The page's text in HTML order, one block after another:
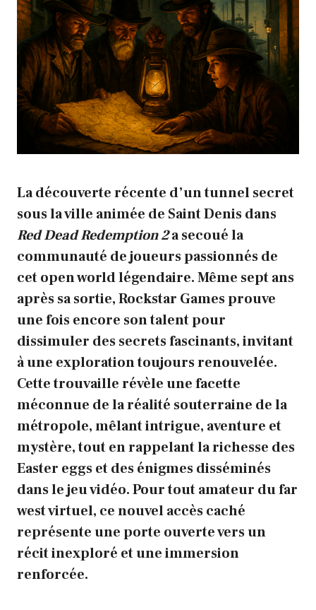
La découverte récente d’un tunnel secret
sous la ville animée de Saint Denis dans
Red Dead Redemption 2a secoué la
communauté de joueurs passionnés de
cetopen worldlégendaire. Même sept ans
après sa sortie, Rockstar Games prouve
une fois encore son talent pour
dissimuler dessecretsfascinants, invitant
à une exploration toujours renouvelée.
Cette trouvaille révèle une facette
méconnue de la réalité souterraine de la
métropole, mêlant intrigue, aventure et
mystère, tout en rappelant la richesse des
Easter eggset desénigmesdisséminés
dans le jeu vidéo. Pour tout amateur du far
west virtuel, ce nouvel accès caché
représente une porte ouverte vers un
récit inexploré et une immersion
renforcée.